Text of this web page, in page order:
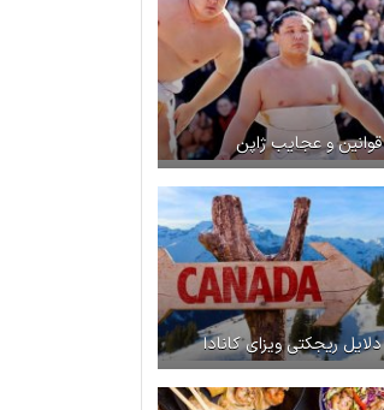
قوانین و عجایب ژاپن
دلایل ریجکتی ویزای کانادا